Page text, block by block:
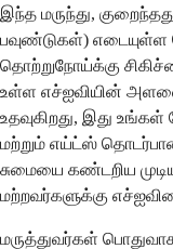
இந்த மருந்து,
பவுண்டுகள்) எடையுள்ள
தொற்றுநோய்க்கு
உள்ள எச்ஐவியின்
உதவுகிறது, இது
மற்றும் எய்ட்ஸ்
சுமையை கண்டறிய
மற்றவர்களுக்கு
மருத்துவர்கள்